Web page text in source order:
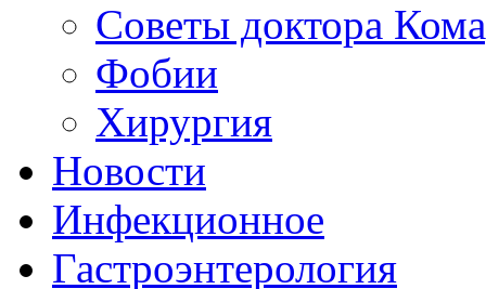
Советы доктора
Фобии
Хирургия
Новости
Инфекционное
Гастроэнтерология